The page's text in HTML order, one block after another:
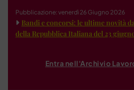
Pubblicazione: venerdì 26 Giugno 2026
Bandi e concorsi: le ultime novità
della Repubblica Italiana del 23
Entra nell'Archivio